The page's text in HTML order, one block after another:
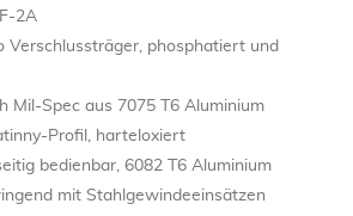
2A
Verschlussträger, phosphatiert und
Mil-Spec aus 7075 T6 Aluminium
Profil, harteloxiert
bedienbar, 6082 T6 Aluminium
mit Stahlgewindeeinsätzen